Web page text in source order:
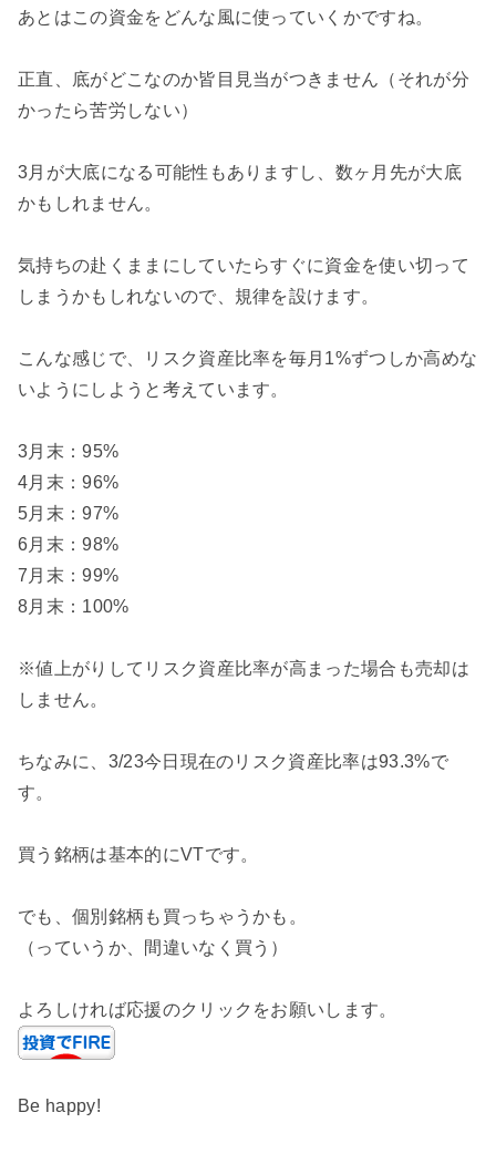
あとはこの資金をどんな風に使っていくかですね。
正直、底がどこなのか皆目見当がつきません（それが分
かったら苦労しない）
3月が大底になる可能性もありますし、数ヶ月先が大底
かもしれません。
気持ちの赴くままにしていたらすぐに資金を使い切って
しまうかもしれないので、規律を設けます。
こんな感じで、リスク資産比率を毎月1%ずつしか高めな
いようにしようと考えています。
3月末：95%
4月末：96%
5月末：97%
6月末：98%
7月末：99%
8月末：100%
※値上がりしてリスク資産比率が高まった場合も売却は
しません。
ちなみに、3/23今日現在のリスク資産比率は93.3%で
す。
買う銘柄は基本的にVTです。
でも、個別銘柄も買っちゃうかも。
（っていうか、間違いなく買う）
よろしければ応援のクリックをお願いします。
Be happy!